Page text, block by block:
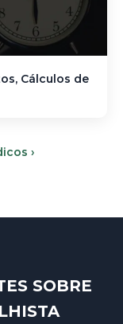
Cálculos de
›
SOBRE